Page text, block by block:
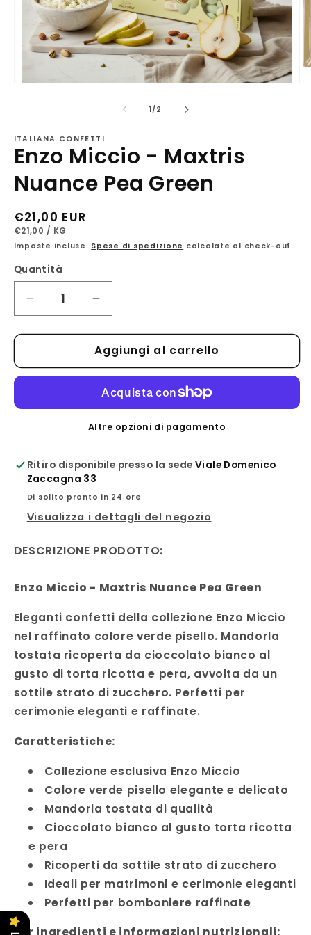
finestra
modale
1/su
2
ITALIANA CONFETTI
Enzo Miccio - Maxtris
Nuance Pea Green
Prezzo
di
listino
€21,00 EUR
PREZZO
€21,00 / PER
KG
Imposte incluse. Spese di spedizione calcolate al check-out.
Quantità
Diminuisci
quantità
per
Miccio
Nuance
Aumenta
quantità
per
Enzo
Miccio
Maxtris
Nuance
Pea
Aggiungi al carrello
Altre opzioni di pagamento
Ritiro disponibile presso la sede Viale Domenico
Zaccagna 33
Di solito pronto in 24 ore
Visualizza i dettagli del negozio
DESCRIZIONE PRODOTTO:
Enzo Miccio - Maxtris Nuance Pea Green
Eleganti confetti della collezione Enzo Miccio
nel raffinato colore verde pisello. Mandorla
tostata ricoperta da cioccolato bianco al
gusto di torta ricotta e pera, avvolta da un
sottile strato di zucchero. Perfetti per
cerimonie eleganti e raffinate.
Caratteristiche:
Collezione esclusiva Enzo Miccio
Colore verde pisello elegante e delicato
Mandorla tostata di qualità
Cioccolato bianco al gusto torta ricotta
e pera
Ricoperti da sottile strato di zucchero
Ideali per matrimoni e cerimonie eleganti
Perfetti per bomboniere raffinate